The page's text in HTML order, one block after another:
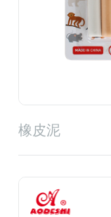
橡皮泥